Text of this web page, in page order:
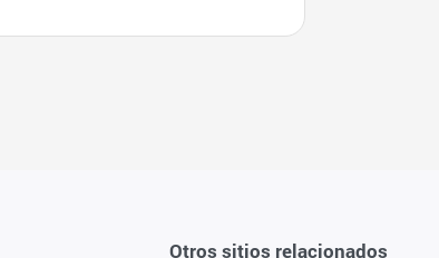
Otros sitios relacionados